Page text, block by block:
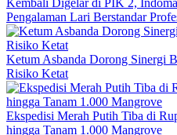
Kembali Digelar di PIK 2,
Pengalaman Lari Berstandar
Ketum Asbanda Dorong Sinergi
Risiko Ketat
Ekspedisi Merah Putih Tiba di
hingga Tanam 1.000 Mangrove